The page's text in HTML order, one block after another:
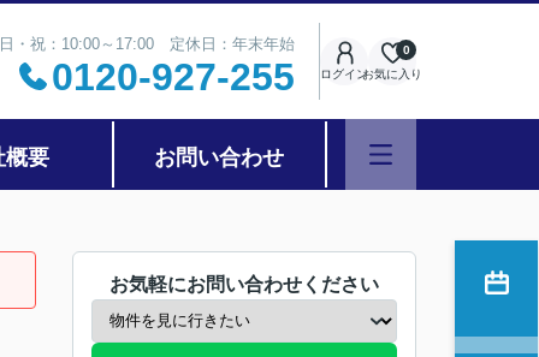
・祝：10:00～17:00 定休日：年末年始
0120-927-255 ログインお気に入り
0
概要 お問い合わせ
お気軽にお問い合わせください